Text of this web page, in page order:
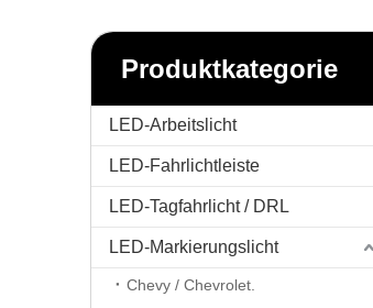
Produktkategorie
LED-Arbeitslicht
LED-Fahrlichtleiste
LED-Tagfahrlicht / DRL
LED-Markierungslicht
Chevy / Chevrolet.